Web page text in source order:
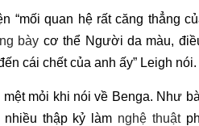
“mối quan hệ rất căng thẳng
bày cơ thể Người da màu,
cái chết của anh ấy” Leigh nói.
mệt mỏi khi nói về Benga. Như
thập kỷ làm nghệ thuật